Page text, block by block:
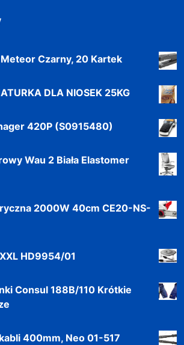
Czarny, 20 Kartek
DLA NIOSEK 25KG
420P (S0915480)
Wau 2 Biała Elastomer
2000W 40cm CE20-NS-
HD9954/01
Consul 188B/110 Krótkie
400mm, Neo 01-517